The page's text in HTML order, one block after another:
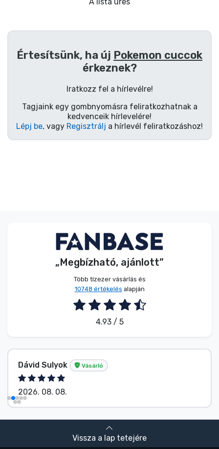
Értesítsünk, ha új Pokemon cuccok
érkeznek?
Iratkozz fel a hírlevélre!
Tagjaink egy gombnyomásra feliratkozhatnak a
kedvenceik hírlevelére!
Lépj be, vagy Regisztrálj a hírlevél feliratkozáshoz!
„Megbízható, ajánlott”
Több tízezer vásárlás és
10748 értékelés alapján
4.93 / 5
Dávid Sulyok Vásárló
2026. 08. 08.
Vissza a lap tetejére
Sorozatos cuccok
Filmes cuccok
Mesés cuccok
Animés cuccok
Terméktípusok